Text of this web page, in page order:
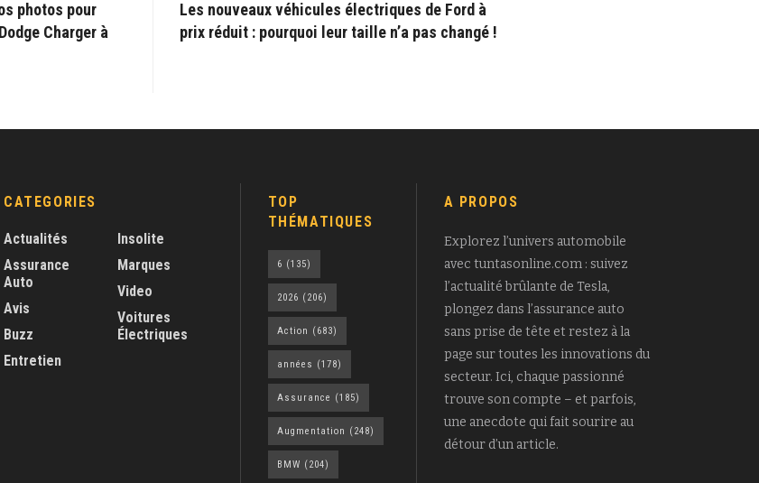
photos pour
Charger à
Les nouveaux véhicules électriques de Ford à
prix réduit : pourquoi leur taille n’a pas changé !
CATEGORIES
Actualités
Assurance
Auto
Avis
Buzz
Entretien
Insolite
Marques
Video
Voitures
Électriques
TOP
THÉMATIQUES
6 (135)
2026 (206)
Action (683)
années (178)
Assurance (185)
Augmentation (248)
BMW (204)
A PROPOS
Explorez l’univers automobile
avec tuntasonline.com : suivez
l’actualité brûlante de Tesla,
plongez dans l’assurance auto
sans prise de tête et restez à la
page sur toutes les innovations du
secteur. Ici, chaque passionné
trouve son compte – et parfois,
une anecdote qui fait sourire au
détour d’un article.